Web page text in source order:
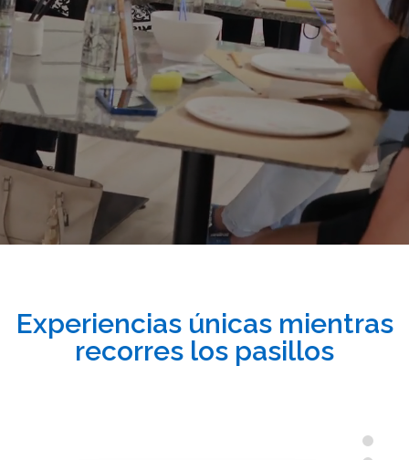
Experiencias únicas mientras
recorres los pasillos